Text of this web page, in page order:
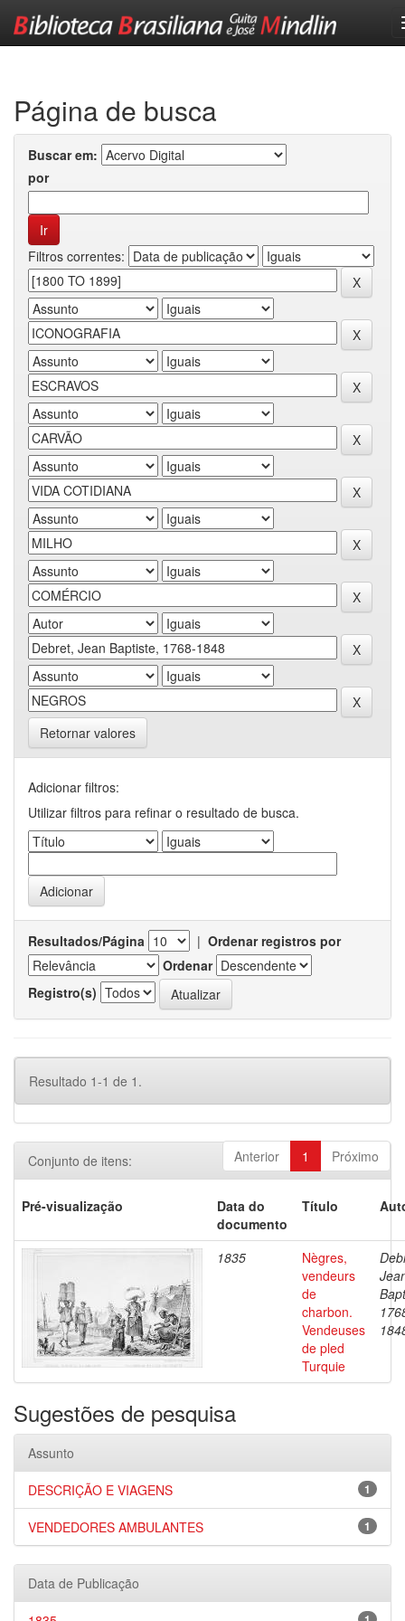
Página de busca
Buscar em:
por
Filtros correntes:
Retornar valores
Adicionar filtros:
Utilizar filtros para refinar o resultado de busca.
Resultados/Página | Ordenar registros por
Ordenar
Registro(s)
Resultado 1-1 de 1.
Anterior 1 Próximo
Conjunto de itens:
Pré-visualização
Data do
documento
Título
1835
Nègres,
vendeurs
de
charbon.
Vendeuses
de pled
Turquie
Sugestões de pesquisa
Assunto
1
DESCRIÇÃO E VIAGENS
1
VENDEDORES AMBULANTES
Data de Publicação